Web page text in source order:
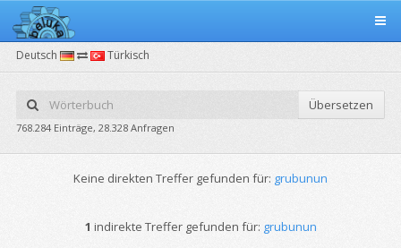
Deutsch Türkisch
Übersetzen
768.284 Einträge, 28.328 Anfragen
Keine direkten Treffer gefunden für: grubunun
1 indirekte Treffer gefunden für: grubunun